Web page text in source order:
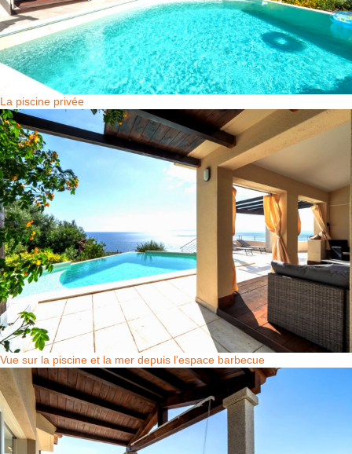
La piscine privée
Vue sur la piscine et la mer depuis l'espace barbecue